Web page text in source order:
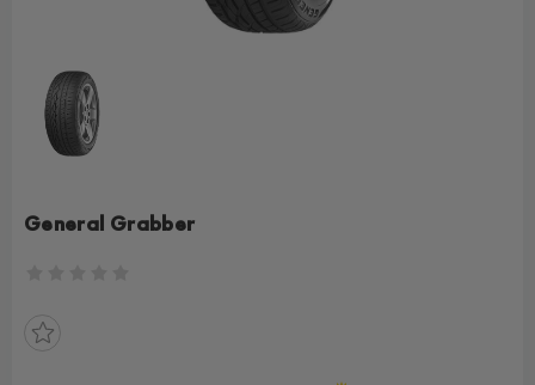
General Grabber